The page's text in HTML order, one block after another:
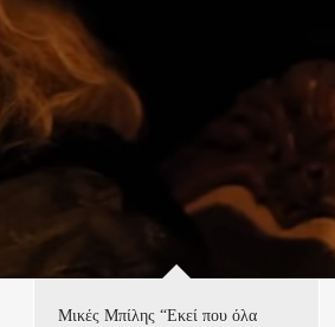
Μικές Μπίλης “Εκεί που όλα